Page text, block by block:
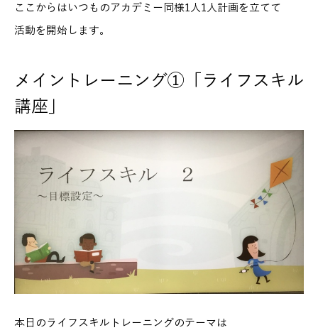
ここからはいつものアカデミー同様1人1人計画を立てて
活動を開始します。
メイントレーニング①「ライフスキル
講座」
本日のライフスキルトレーニングのテーマは